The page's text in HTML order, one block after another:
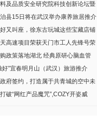
及品质安全研究院科技创新论坛暨
县15日将在武汉举办康养旅居推介
又叫座，徐东古玩城这些宝藏店铺
高速项目荣获天门市工人先锋号荣
政策落地湖北 经典原研心脑血管
好”宜春明月山（武汉）旅游推介
府签约，打造属于共青城的空中未
破“网红产品魔咒”,COZY开姿威